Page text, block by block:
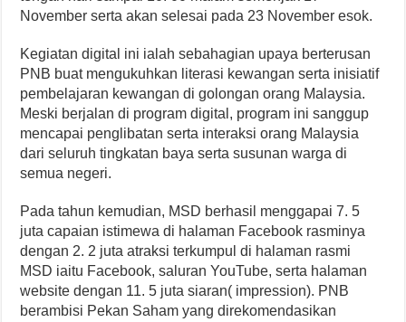
November serta akan selesai pada 23 November esok.
Kegiatan digital ini ialah sebahagian upaya berterusan
PNB buat mengukuhkan literasi kewangan serta inisiatif
pembelajaran kewangan di golongan orang Malaysia.
Meski berjalan di program digital, program ini sanggup
mencapai penglibatan serta interaksi orang Malaysia
dari seluruh tingkatan baya serta susunan warga di
semua negeri.
Pada tahun kemudian, MSD berhasil menggapai 7. 5
juta capaian istimewa di halaman Facebook rasminya
dengan 2. 2 juta atraksi terkumpul di halaman rasmi
MSD iaitu Facebook, saluran YouTube, serta halaman
website dengan 11. 5 juta siaran( impression). PNB
berambisi Pekan Saham yang direkomendasikan